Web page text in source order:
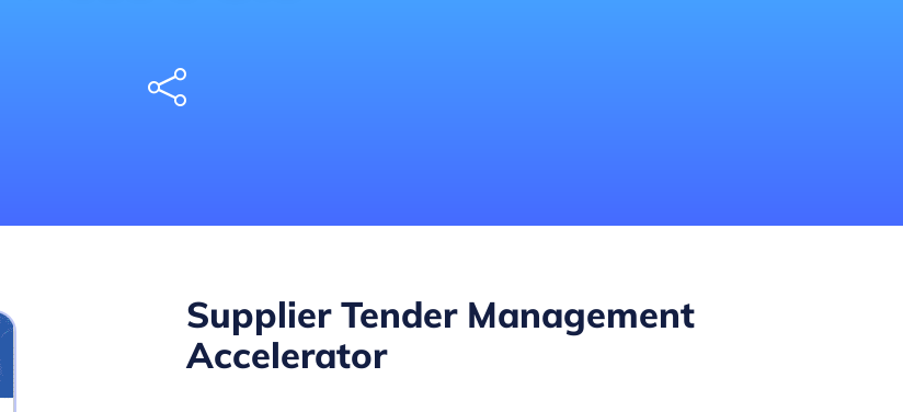
Supplier Tender Management
Accelerator